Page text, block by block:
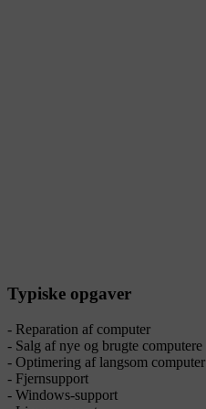
Typiske opgaver
- Reparation af computer
- Salg af nye og brugte computere
- Optimering af langsom computer
- Fjernsupport
- Windows-support